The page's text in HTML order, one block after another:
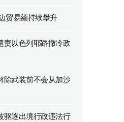
贸易额持续攀升
责以色列耶路撒冷政
除武装前不会从加沙
驱逐出境行政违法行